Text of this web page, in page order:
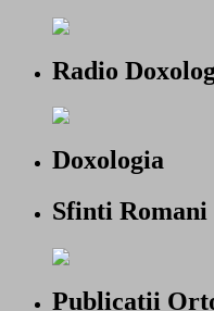
Radio
Doxologia
Sfinti Romani
Publicatii